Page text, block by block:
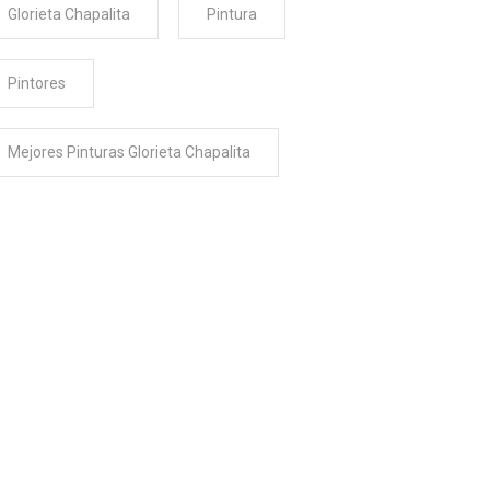
Glorieta Chapalita Pintura
Pintores
Mejores Pinturas Glorieta Chapalita